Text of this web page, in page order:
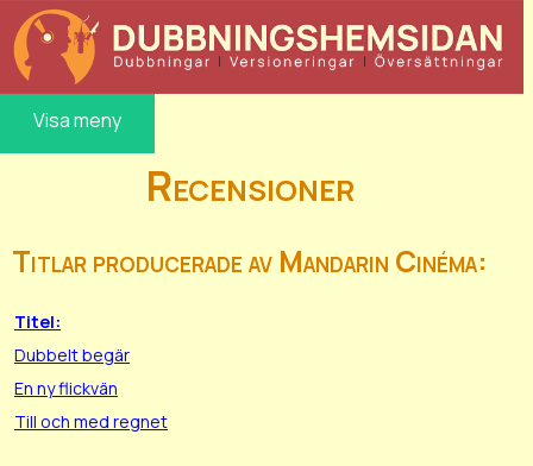
Visa meny
Recensioner
Titlar producerade av Mandarin Cinéma:
Titel:
Dubbelt begär
En ny flickvän
Till och med regnet